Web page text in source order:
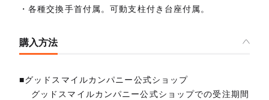
・各種交換手首付属。可動支柱付き台座付属。
購入方法
■グッドスマイルカンパニー公式ショップ
グッドスマイルカンパニー公式ショップでの受注期間